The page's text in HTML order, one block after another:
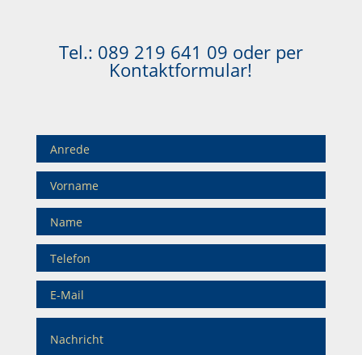
Tel.: 089 219 641 09 oder per
Kontaktformular!